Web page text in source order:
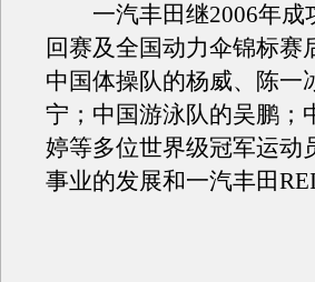
一汽丰田继2006年成
回赛及全国动力伞锦标赛
中国体操队的杨威、陈一
宁；中国游泳队的吴鹏；
婷等多位世界级冠军运动
事业的发展和一汽丰田